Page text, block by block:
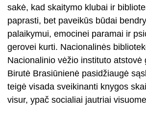
sakė, kad skaitymo klubai ir
paprasti, bet paveikūs būdai
palaikymui, emocinei paramai ir
gerovei kurti. Nacionalinės
Nacionalinio vėžio instituto atstovė
Birutė Brasiūnienė pasidžiaugė
teigė visada sveikinanti knygos
visur, ypač socialiai jautriai